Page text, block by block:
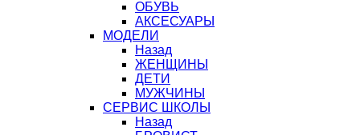
ОБУВЬ
АКСЕСУАРЫ
МОДЕЛИ
Назад
ЖЕНЩИНЫ
ДЕТИ
МУЖЧИНЫ
СЕРВИС ШКОЛЫ
Назад